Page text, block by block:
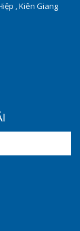
, Kiên Giang